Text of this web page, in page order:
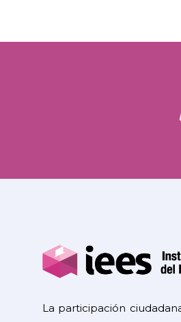
La participación